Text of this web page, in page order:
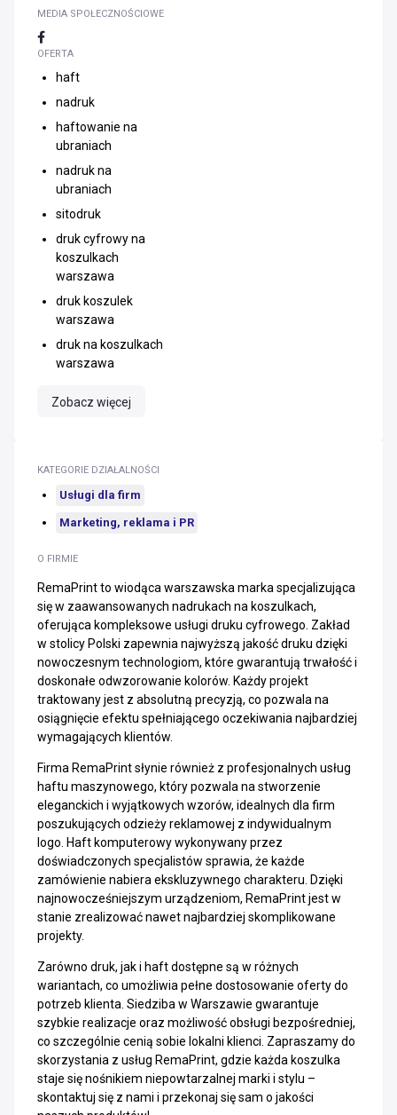
MEDIA SPOŁECZNOŚCIOWE
OFERTA
haft
nadruk
haftowanie na
ubraniach
nadruk na
ubraniach
sitodruk
druk cyfrowy na
koszulkach
warszawa
druk koszulek
warszawa
druk na koszulkach
warszawa
Zobacz więcej
O FIRMIE
RemaPrint to wiodąca warszawska marka specjalizująca
się w zaawansowanych nadrukach na koszulkach,
oferująca kompleksowe usługi druku cyfrowego. Zakład
w stolicy Polski zapewnia najwyższą jakość druku dzięki
nowoczesnym technologiom, które gwarantują trwałość i
doskonałe odwzorowanie kolorów. Każdy projekt
traktowany jest z absolutną precyzją, co pozwala na
osiągnięcie efektu spełniającego oczekiwania najbardziej
wymagających klientów.
Firma RemaPrint słynie również z profesjonalnych usług
haftu maszynowego, który pozwala na stworzenie
eleganckich i wyjątkowych wzorów, idealnych dla firm
poszukujących odzieży reklamowej z indywidualnym
logo. Haft komputerowy wykonywany przez
doświadczonych specjalistów sprawia, że każde
zamówienie nabiera ekskluzywnego charakteru. Dzięki
najnowocześniejszym urządzeniom, RemaPrint jest w
stanie zrealizować nawet najbardziej skomplikowane
projekty.
Zarówno druk, jak i haft dostępne są w różnych
wariantach, co umożliwia pełne dostosowanie oferty do
potrzeb klienta. Siedziba w Warszawie gwarantuje
szybkie realizacje oraz możliwość obsługi bezpośredniej,
co szczególnie cenią sobie lokalni klienci. Zapraszamy do
skorzystania z usług RemaPrint, gdzie każda koszulka
staje się nośnikiem niepowtarzalnej marki i stylu –
skontaktuj się z nami i przekonaj się sam o jakości
KATEGORIE DZIAŁALNOŚCI
Usługi dla firm
Marketing, reklama i PR